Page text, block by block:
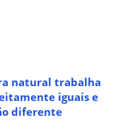
natural trabalha
iguais e
diferente